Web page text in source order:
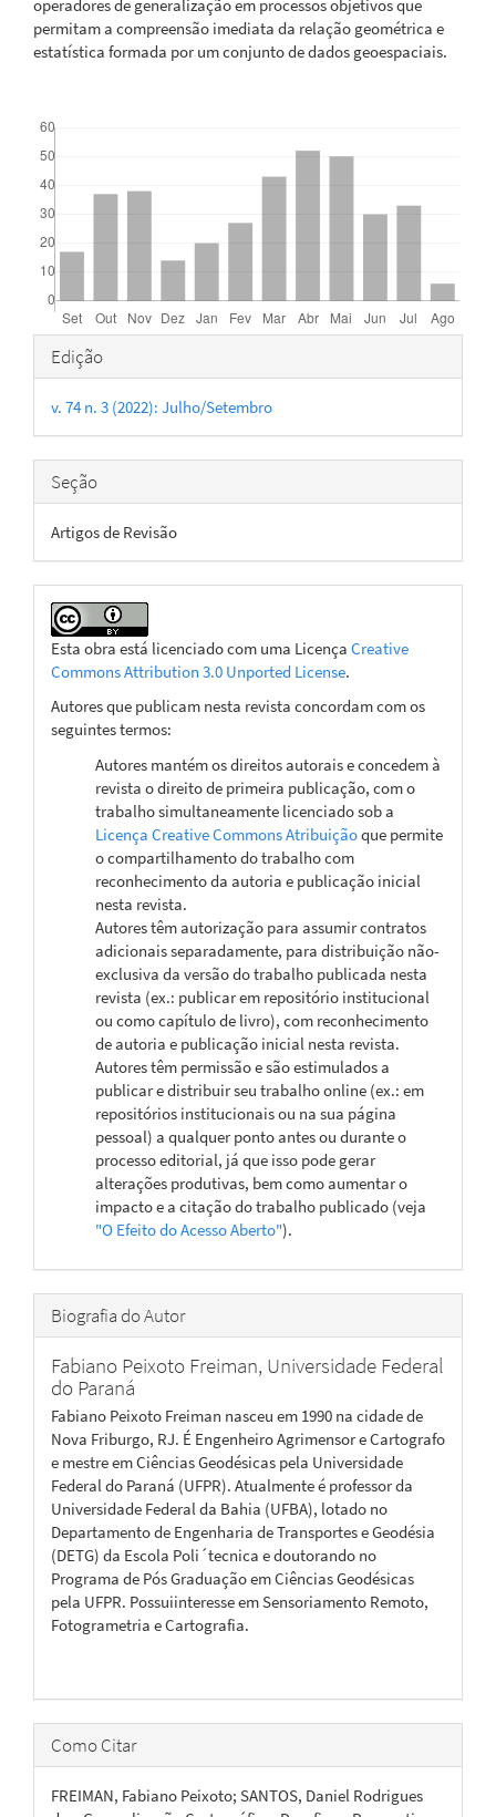
operadores de generalização em processos objetivos que
permitam a compreensão imediata da relação geométrica e
estatística formada por um conjunto de dados geoespaciais.
Detalhes
do
artigo
Edição
v. 74 n. 3 (2022): Julho/Setembro
Seção
Artigos de Revisão
Esta obra está licenciado com uma Licença Creative
Commons Attribution 3.0 Unported License.
Autores que publicam nesta revista concordam com os
seguintes termos:
Autores mantém os direitos autorais e concedem à
revista o direito de primeira publicação, com o
trabalho simultaneamente licenciado sob a
Licença Creative Commons Atribuiçãoque permite
o compartilhamento do trabalho com
reconhecimento da autoria e publicação inicial
nesta revista.
Autores têm autorização para assumir contratos
adicionais separadamente, para distribuição não-
exclusiva da versão do trabalho publicada nesta
revista (ex.: publicar em repositório institucional
ou como capítulo de livro), com reconhecimento
de autoria e publicação inicial nesta revista.
Autores têm permissão e são estimulados a
publicar e distribuir seu trabalho online (ex.: em
repositórios institucionais ou na sua página
pessoal) a qualquer ponto antes ou durante o
processo editorial, já que isso pode gerar
alterações produtivas, bem como aumentar o
impacto e a citação do trabalho publicado (veja
"O Efeito do Acesso Aberto").
Biografia do Autor
Fabiano Peixoto Freiman, Universidade Federal
do Paraná
Fabiano Peixoto Freiman nasceu em 1990 na cidade de
Nova Friburgo, RJ. É Engenheiro Agrimensor e Cartografo
e mestre em Ciências Geodésicas pela Universidade
Federal do Paraná (UFPR). Atualmente é professor da
Universidade Federal da Bahia (UFBA), lotado no
Departamento de Engenharia de Transportes e Geodésia
(DETG) da Escola Poli´tecnica e doutorando no
Programa de Pós Graduação em Ciências Geodésicas
pela UFPR. Possuiinteresse em Sensoriamento Remoto,
Fotogrametria e Cartografia.
Como Citar
FREIMAN, Fabiano Peixoto; SANTOS, Daniel Rodrigues